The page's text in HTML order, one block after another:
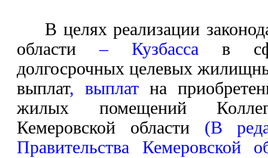
В целях реализации
области– Кузбасса в
долгосрочных целевых
выплат, выплат на
жилых помещений
Кемеровской области(В
Правительства Кемеровской